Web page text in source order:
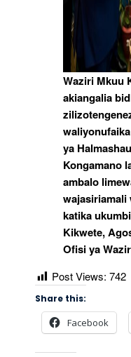
Waziri Mkuu
akiangalia
ya
Kongamano
ambalo
wajasiriamali
katika
Kikwete,
Ofisi ya
Post Views: 742
Share this:
Facebook